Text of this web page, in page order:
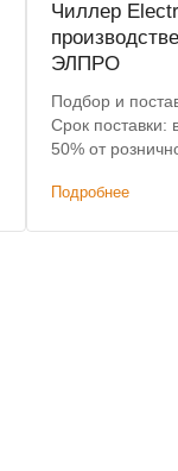
Чиллер
ЭЛПРО
Подбор и
Срок поставки:
50% от
Подробнее